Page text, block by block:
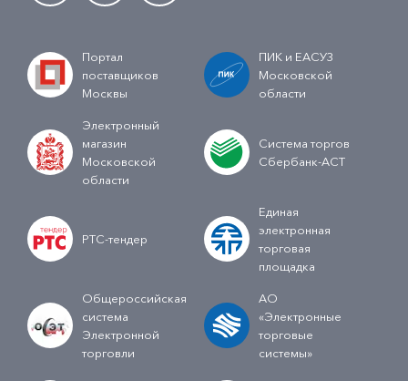
Портал
поставщиков
Москвы
ПИК и ЕАСУЗ
Московской
области
Электронный
магазин
Московской
области
Система торгов
Сбербанк-АСТ
РТС-тендер
Единая
электронная
торговая
площадка
Общероссийская
система
Электронной
торговли
АО
«Электронные
торговые
системы»